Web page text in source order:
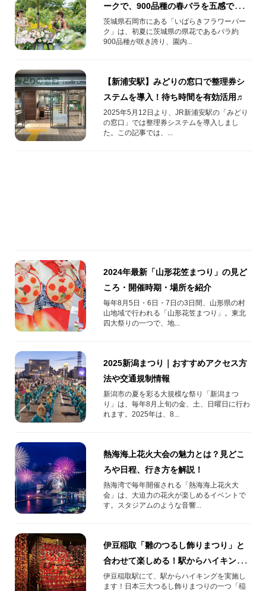
ークで、900品種の春バラを五感で楽し
もう！
茨城県石岡市にある「いばらきフラワーパー
ク」は、初夏に茨城県の県花であるバラ約
900品種が咲き誇り、園内...
【新浦安駅】みどりの窓口で整理券シ
ステムを導入！待ち時間を有効活用♬
2025年5月12日より、JR新浦安駅の「みどり
の窓口」では整理券システムを導入しまし
た。この記事では、...
2024年最新「山形花笠まつり」の見ど
ころ・開催時期・場所を紹介
毎年8月5日・6日・7日の3日間、山形県の村
山地域で行われる「山形花笠まつり」。東北
四大祭りの一つで、地...
2025新潟まつり｜おすすめアクセス方
法や交通規制情報
新潟市の夏を彩る大規模な祭り「新潟まつ
り」は、毎年8月上旬の金、土、日曜日に行わ
れます。2025年は、8...
熱海海上花火大会の魅力とは？見どこ
ろや日程、行き方を解説！
熱海湾で毎年開催される「熱海海上花火大
会」は、大迫力の花火が楽しめるイベントで
す。スタジアムのような音響...
伊豆稲取「雛のつるし飾りまつり」と
合わせて楽しめる！駅からハイキング
コースの紹介！
伊豆稲取駅にて、駅からハイキングを実施し
ます！日本三大つるし飾りまつりの一つ「稲